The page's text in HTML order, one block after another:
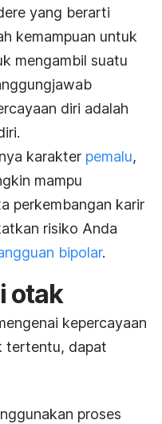
yang berarti
kemampuan untuk
mengambil suatu
diri adalah
karakter pemalu,
mampu
perkembangan karir
risiko Anda
bipolar.
otak
kepercayaan
tertentu, dapat
proses